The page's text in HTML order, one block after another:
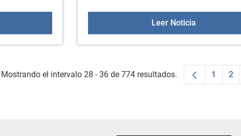
zona Norte Trial Sin en Durana Leer Noticia
Mostrando el intervalo 28 - 36 de 774 resultados. Página
1 2